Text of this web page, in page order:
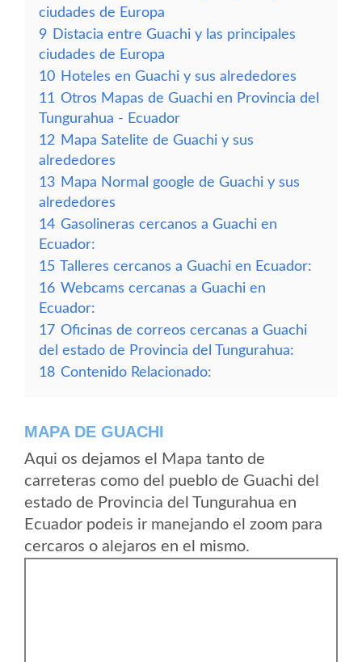
ciudades de Europa
9 Distacia entre Guachi y las principales
ciudades de Europa
10 Hoteles en Guachi y sus alrededores
11 Otros Mapas de Guachi en Provincia del
Tungurahua - Ecuador
12 Mapa Satelite de Guachi y sus
alrededores
13 Mapa Normal google de Guachi y sus
alrededores
14 Gasolineras cercanos a Guachi en
Ecuador:
15 Talleres cercanos a Guachi en Ecuador:
16 Webcams cercanas a Guachi en
Ecuador:
17 Oficinas de correos cercanas a Guachi
del estado de Provincia del Tungurahua:
18 Contenido Relacionado:
MAPA DE GUACHI
Aqui os dejamos el Mapa tanto de
carreteras como del pueblo de Guachi del
estado de Provincia del Tungurahua en
Ecuador podeis ir manejando el zoom para
cercaros o alejaros en el mismo.